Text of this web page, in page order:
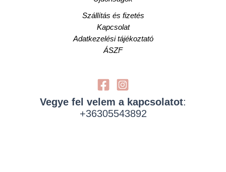
Szállítás és fizetés
Kapcsolat
Adatkezelési tájékoztató
ÁSZF
Vegye fel velem a kapcsolatot:
+36305543892